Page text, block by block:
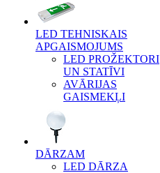
LED TEHNISKAIS
APGAISMOJUMS
LED PROŽEKTORI
UN STATĪVI
AVĀRIJAS
GAISMEKĻI
DĀRZAM
LED DĀRZA